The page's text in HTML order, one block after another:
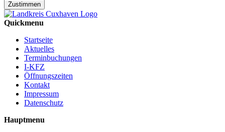
Zustimmen
Quickmenu
Startseite
Aktuelles
Terminbuchungen
I-KFZ
Öffnungszeiten
Kontakt
Impressum
Datenschutz
Hauptmenu